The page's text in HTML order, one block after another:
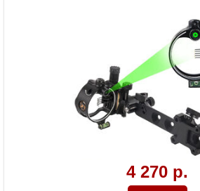
стрелы 20
4,2
Развлечение,
Особенности
Конструкция
от холостого
приклад и
4 270 р.